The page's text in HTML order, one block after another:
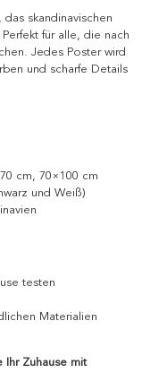
skandinavischen
für alle, die nach
Jedes Poster wird
und scharfe Details
cm, 70×100 cm
und Weiß)
testen
Materialien
Ihr Zuhause mit